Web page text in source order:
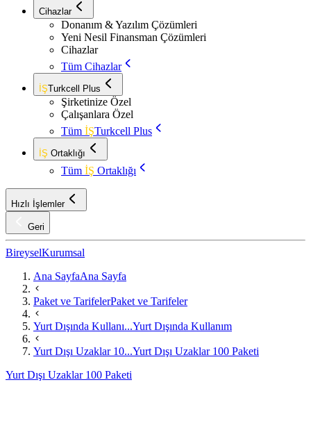
Cihazlar
Donanım & Yazılım Çözümleri
Yeni Nesil Finansman Çözümleri
Cihazlar
Tüm Cihazlar
İŞTurkcell Plus
Şirketinize Özel
Çalışanlara Özel
Tüm İŞTurkcell Plus
İŞ Ortaklığı
Tüm İŞ Ortaklığı
Hızlı İşlemler
Geri
BireyselKurumsal
Ana SayfaAna Sayfa
Paket ve TarifelerPaket ve Tarifeler
Yurt Dışında Kullanı...Yurt Dışında Kullanım
Yurt Dışı Uzaklar 10...Yurt Dışı Uzaklar 100 Paketi
Yurt Dışı Uzaklar 100 Paketi